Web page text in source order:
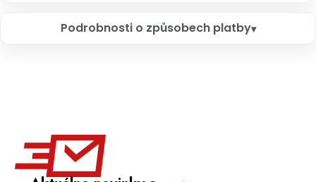
Podrobnosti o způsobech platby